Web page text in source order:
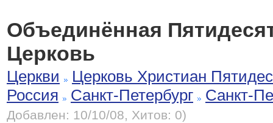
Объединённая
Церковь
Церкви
Церковь Христиан
Россия
Санкт-Петербург Санкт-
Добавлен: 10/10/08, Хитов: 0)